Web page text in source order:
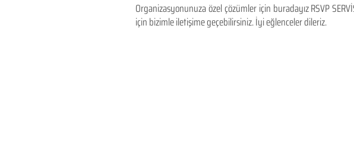
Organizasyonunuza özel çözümler için buradayız RSVP
için bizimle iletişime geçebilirsiniz. İyi eğlenceler dileriz.